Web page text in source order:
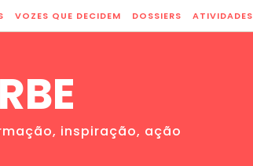
VOZES QUE DECIDEM DOSSIERS ATIVIDADES
inspiração, ação